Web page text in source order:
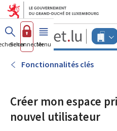
Aller au
Aller au
Se connecterMenu principal
Fonctionnalités clés
Créer mon espace
nouvel utilisateur